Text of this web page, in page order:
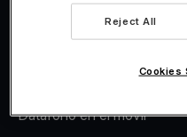
Avance Comercial
Datáfono en el movil
Reject All
Cookies